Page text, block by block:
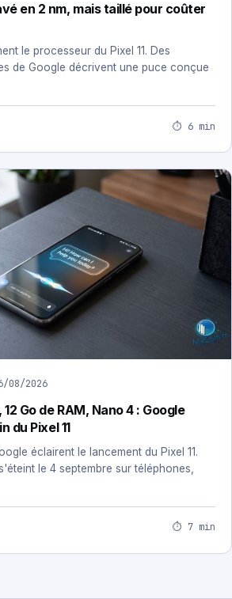
en 2 nm, mais taillé pour coûter
le processeur du Pixel 11. Des
de Google décrivent une puce conçue
⏱ 6 min
08/2026
Go de RAM, Nano 4 : Google
du Pixel 11
éclairent le lancement du Pixel 11.
le 4 septembre sur téléphones,
⏱ 7 min